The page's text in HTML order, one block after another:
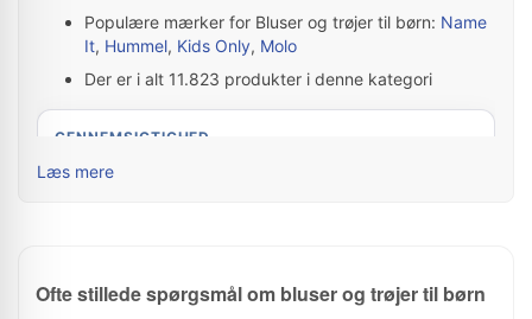
Populære mærker for Bluser og trøjer til børn: Name
It, Hummel, Kids Only, Molo
Der er i alt 11.823 produkter i denne kategori
GENNEMSIGTIGHED
Sådan finder og rangerer FedtTøj
købe sig til topplaceringer.
Læs mere
Ofte stillede spørgsmål om bluser og trøjer til børn